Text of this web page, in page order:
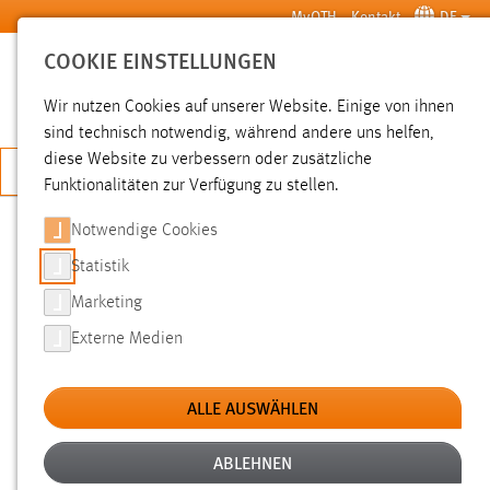
Zum Hauptinhalt springen MyOTH Kontakt DE
SUCHE
JETZT BEWERBEN
SUCHE
FILTER
Typ
Erstellungsdatum
COOKIE EINSTELLUNGEN
Wir nutzen Cookies auf unserer Website. Einige von ihnen
sind technisch notwendig, während andere uns helfen,
diese Website zu verbessern oder zusätzliche
Funktionalitäten zur Verfügung zu stellen.
Notwendige Cookies
Statistik
Marketing
Externe Medien
ALLE AUSWÄHLEN
ABLEHNEN